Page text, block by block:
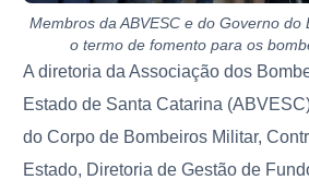
Membros da ABVESC e do Governo do
o termo de fomento para os
A diretoria da Associação dos
Estado de Santa Catarina
do Corpo de Bombeiros Militar,
Estado, Diretoria de Gestão de